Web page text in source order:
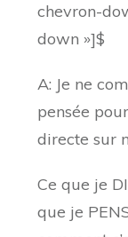
chevron-
down »]$
A: Je ne
pensée
directe sur
Ce que je
que je